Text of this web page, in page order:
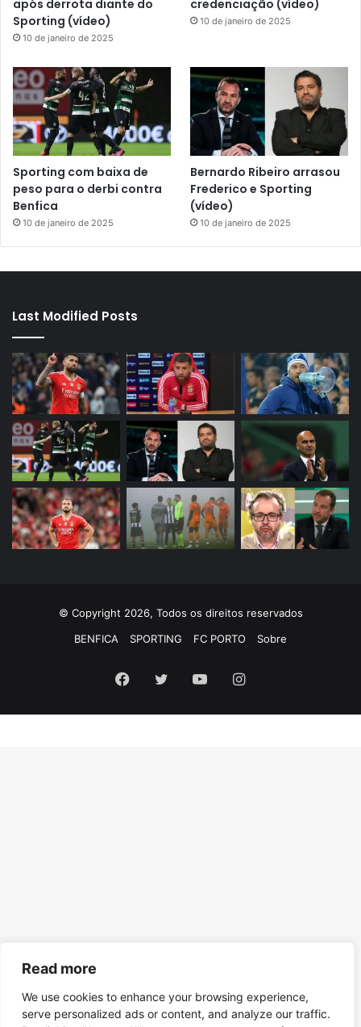
Read more
We use cookies to enhance your browsing experience,
serve personalized ads or content, and analyze our traffic.
após derrota diante do
Sporting (vídeo)
10 de janeiro de 2025
credenciação (vídeo)
10 de janeiro de 2025
Sporting com baixa de
peso para o derbi contra
Benfica
10 de janeiro de 2025
Bernardo Ribeiro arrasou
Frederico e Sporting
(vídeo)
10 de janeiro de 2025
Last Modified Posts
© Copyright 2026, Todos os direitos reservados
BENFICA
SPORTING FC PORTO Sobre
Facebook
TwitterYouTubeInstagram